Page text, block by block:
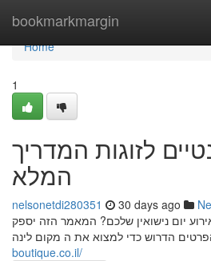
bookmarkmargin
Home
Home
1
לזוגות המדריך
המלא
nelsonetdi280351 30 days ago
יום נישואין שלכם? המאמר הזה יספק
boutique.co.il/